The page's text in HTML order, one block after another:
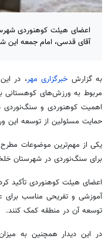
اعضای هیئت کوهنوردی
آقای قدسی، امام جمعه این
به گزارش خبرگزاری مهر، در
مربوط به ورزش‌های
اهمیت کوهنوردی و سنگ‌نوردی
حمایت مسئولین از توسعه این
یکی از مهم‌ترین موضوعات مطرح
برای سنگ‌نوردی در شهرستان
اعضای هیئت کوهنوردی تأکید
آموزشی و تفریحی مناسب برای
توسعه آن در منطقه کمک کنند.
در این دیدار همچنین به